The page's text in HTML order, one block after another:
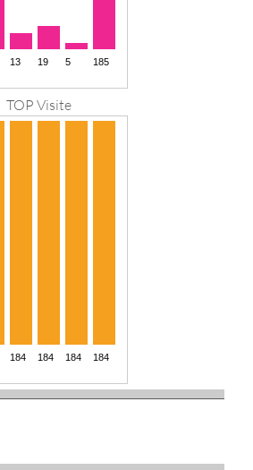
TOP Visite